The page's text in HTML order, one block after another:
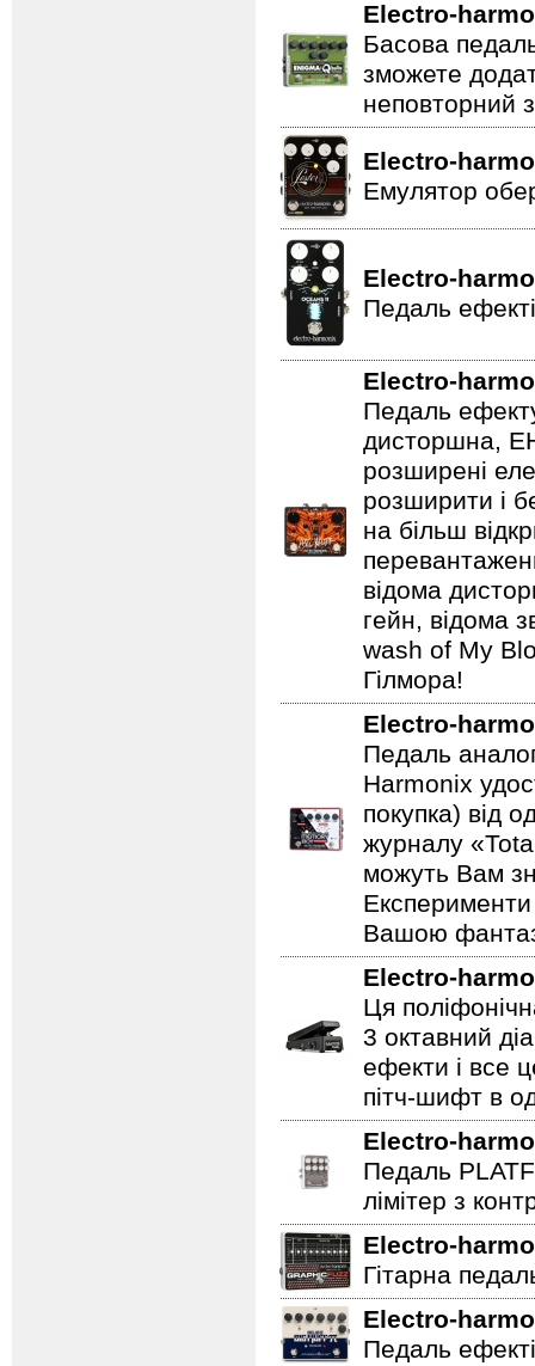
Electro-
Басова
зможете
неповторний
Electro-
Емулятор
Electro-
Педаль
Electro-
Педаль
дисторшна,
розширені
розширити і
на більш
відома
гейн, відома
wash of My
Гілмора!
Electro-
Педаль
Harmonix
покупка) від
журналу
можуть Вам
Вашою
Electro-
Ця
3 октавний
ефекти і все
пітч-шифт в
Electro-
Педаль
лімітер з
Electro-
Гітарна
Electro-
Педаль